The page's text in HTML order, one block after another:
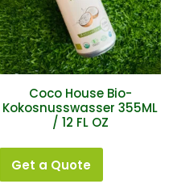
Coco House Bio-
Kokosnusswasser 355ML
/ 12 FL OZ
Get a Quote